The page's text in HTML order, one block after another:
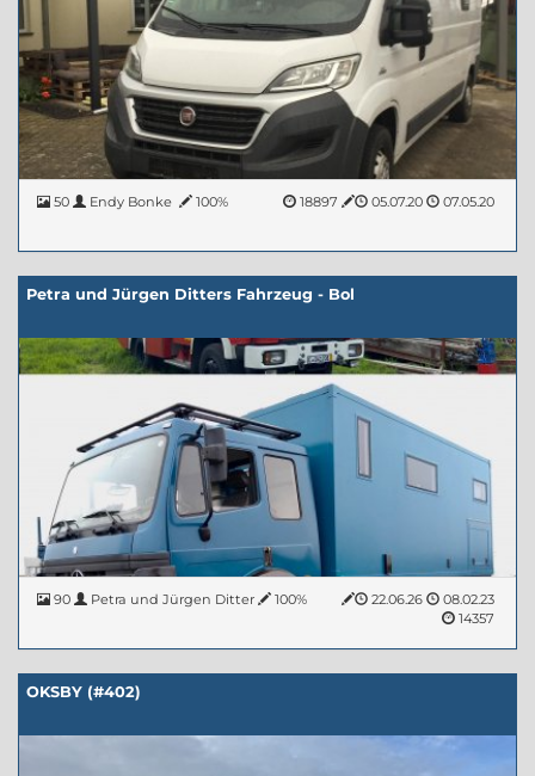
50 07.05.20
Endy Bonke 05.07.20
100% 18897
Petra und Jürgen Ditters Fahrzeug - Bol
90 08.02.23
Petra und Jürgen Ditter 22.06.26
100%
14357
OKSBY (#402)